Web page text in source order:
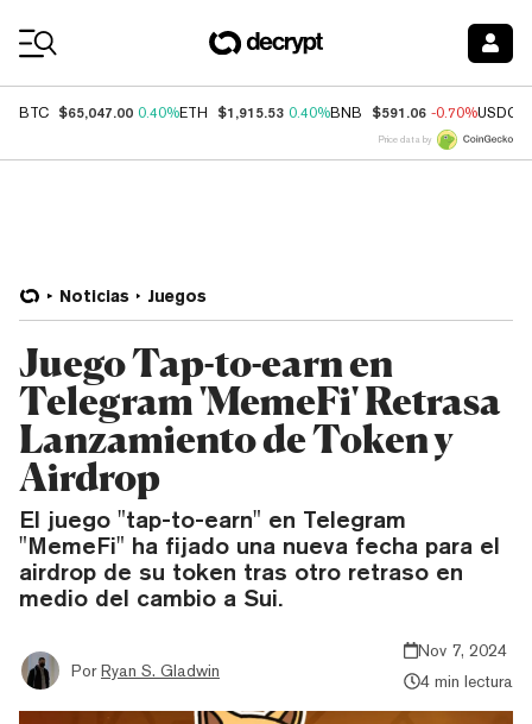
BTC $65,047.00 0.40%ETH $1,915.53 0.40%BNB $591.06 -0.70%USDC
Price data by
Noticias Juegos
Juego Tap-to-earn en
Telegram 'MemeFi' Retrasa
Lanzamiento de Token y
Airdrop
El juego "tap-to-earn" en Telegram
"MemeFi" ha fijado una nueva fecha para el
airdrop de su token tras otro retraso en
medio del cambio a Sui.
Por Ryan S. Gladwin
Nov 7, 2024
4 min lectura